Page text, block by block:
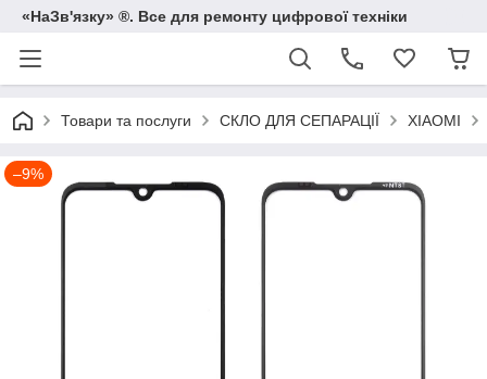
«НаЗв'язку» ®. Все для ремонту цифрової техніки
Товари та послуги СКЛО ДЛЯ СЕПАРАЦІЇ XIAOMI
–9%